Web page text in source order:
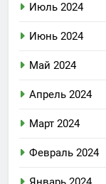
Июль 2024
Июнь 2024
Май 2024
Апрель 2024
Март 2024
Февраль 2024